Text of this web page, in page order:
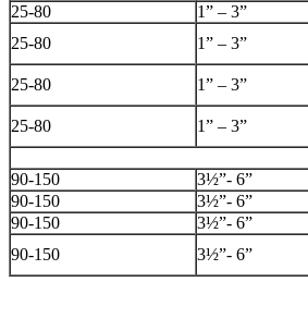
25-80
1” – 3”
25-80
1” – 3”
25-80 1” – 3”
25-80 1” – 3”
90-150 3½”- 6”
90-150
3½”- 6”
90-150
3½”- 6”
90-150
3½”- 6”